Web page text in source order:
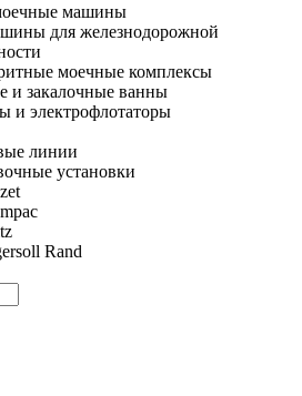
машины
для железнодорожной
моечные комплексы
и закалочные ванны
и электрофлотаторы
линии
установки
Rand